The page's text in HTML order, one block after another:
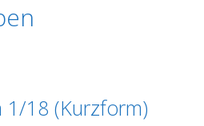
1/18 (Kurzform)